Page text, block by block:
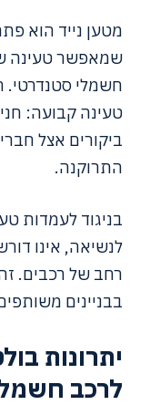
מטען נייד הוא
שמאפשר טעינה
חשמלי סטנדרטי.
טעינה קבועה:
ביקורים אצל
התרוקנה.
בניגוד לעמדות
לנשיאה, אינו
רחב של רכבים.
בבניינים
יתרונות
לרכב